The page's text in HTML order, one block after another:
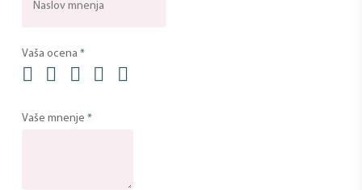
Vaša ocena *
Vaše mnenje *